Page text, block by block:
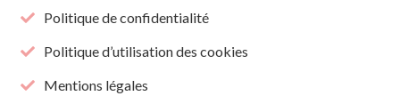
Politique de confidentialité
Politique d’utilisation des cookies
Mentions légales